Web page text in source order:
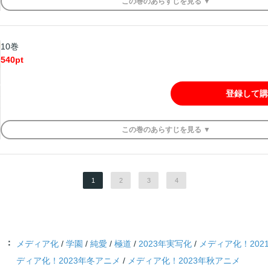
10巻
540pt
登録して
この巻のあらすじを 見る ▼
1 2 3 4
メディア化 /学園 /純愛 /極道 / 2023年実写化 / メディア化！
ディア化！2023年冬アニメ / メディア化！2023年秋アニメ